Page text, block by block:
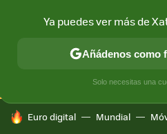
CONECTIVIDAD MÓVIL Y
HOY SE HABLA DE
Euro digital Mundial
Ya puedes ver más de
Añádenos como
Solo necesitas una